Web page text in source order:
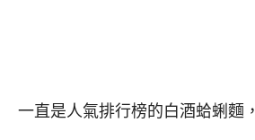
一直是人氣排行榜的白酒蛤蜊麵，